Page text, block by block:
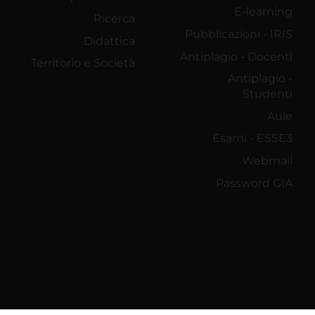
Ricerca
Didattica
Territorio e Società
E-learning
Pubblicazioni - IRIS
Antiplagio - Docenti
Antiplagio -
Studenti
Aule
Esami - ESSE3
Webmail
Password GIA